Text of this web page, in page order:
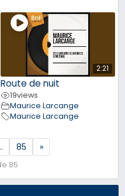
2:21
Route de nuit
19views
Maurice Larcange
Maurice Larcange
85 »
85